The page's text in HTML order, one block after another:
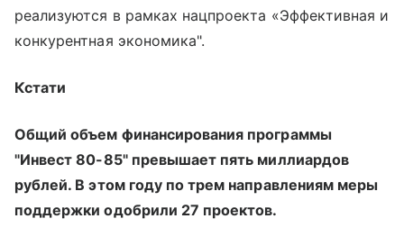
реализуются в рамках нацпроекта «Эффективная и
конкурентная экономика".
Кстати
Общий объем финансирования программы
"Инвест 80-85" превышает пять миллиардов
рублей. В этом году по трем направлениям меры
поддержки одобрили 27 проектов.